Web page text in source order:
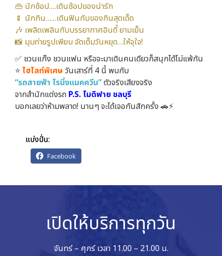
👜 นักช้อป….เดินช้อปของน่ารัก
🍢 นักกิน……เดินฟินกับของกินสุดเด็ด
🎶 เพลิดเพลินกับบรรยากาศอินดี้ ยามเย็น
📸 มุมถ่ายรูปเพียบ จัดเต็มวันหยุด…ให้จุใจ!
✅️ ชวนแก๊ง ชวนแฟน หรือจะมาเดินคนเดียวก็สนุกได้ไม่แพ้กัน
⭐ ไฮไลท์พิเศษ วันเสาร์ที่ 4 นี้ พบกับ
“รถสายฟ้า ไรนิ่งแมคควีน”ตัวจริงเสียงจริง
จากสำนักแต่งรถ P.S. โมดิฟาย ชลบุรี
บอกเลยว่าห้ามพลาด! นานๆ จะได้เจอกันสักครั้ง 🚗⚡
แบ่งปั่น:
Facebook
เปิดให้บริการทุกวัน
จันทร์ – ศุกร์ เวลา 11.00 – 21.00 น.